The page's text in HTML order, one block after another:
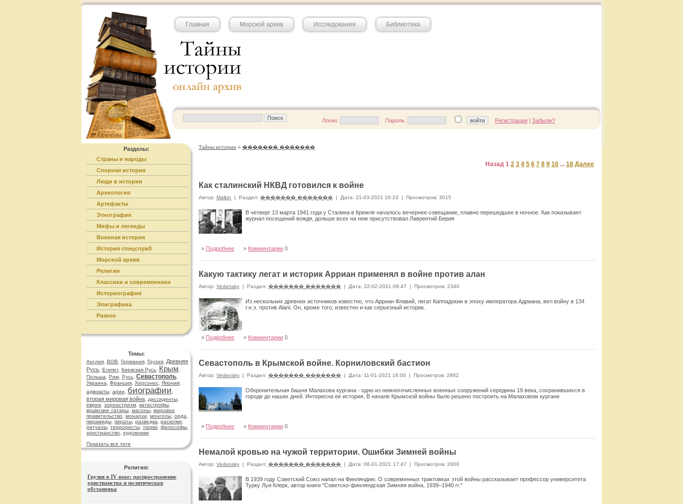
Главная Морской архив Исследования Библиотека
Логин: Пароль: Регистрация | Забыли?
Разделы:
Страны и народы
Спорная история
Люди в истории
Археология
Артефакты
Этнография
Мифы и легенды
Военная история
История спецслужб
Морской архив
Религия
Классики и современники
Историография
Эпиграфика
Разное
Темы:
Англия ВОВ Германия Грузия
Древняя
Русь Египет, Киевская Русь Крым
Польша
Рим Русь Севастополь
Украина
Франция Херсонес Япония
адвокаты арии биографии
вторая мировая война диссиденты
евреи
зороастризм катастрофы
крымские татары масоны мировое
правительство
монархи монголы орда
пирамиды пираты разведка раскопки
ритуалы террористы тюрки философы
христианство
художники
Показать все теги
Религия:
Грузия в IV веке: распространение
христианства и политическая
обстановка
Тайны истории » ������� �������
Назад 1 2 3 4 5 6 7 8 9 10 ... 18 Далее
Как сталинский НКВД готовился к войне
Автор: Malkin | Раздел: ������� ������� | Дата: 21-03-2021 16:23 | Просмотров: 3015
В четверг 13 марта 1941 года у Сталина в Кремле началось вечернее совещание, плавно перешедшее в ночное. Как показывает
журнал посещений вождя, дольше всех на нем присутствовал Лаврентий Берия
» Подробнее » Комментарии 0
Какую тактику легат и историк Арриан применял в войне против алан
Автор: Vedensky | Раздел: ������� ������� | Дата: 22-02-2021 09:47 | Просмотров: 2340
Из нескольких древних источников известно, что Арриан Флавий, легат Каппадокии в эпоху императора Адриана, вел войну в 134
г.н.э. против Alani. Он, кроме того, известен и как серьезный историк.
» Подробнее » Комментарии 0
Севастополь в Крымской войне. Корниловский бастион
Автор: Vedensky | Раздел: ������� ������� | Дата: 11-01-2021 16:00 | Просмотров: 2862
Оборонительная башня Малахова кургана - одно из немногочисленных военных сооружений середины 19 века, сохранившихся в
городе до наших дней. Интересна ее история. В начале Крымской войны было решено построить на Малаховом кургане
» Подробнее » Комментарии 0
Немалой кровью на чужой территории. Ошибки Зимней войны
Автор: Vedensky | Раздел: ������� ������� | Дата: 06-01-2021 17:47 | Просмотров: 2600
В 1939 году Советский Союз напал на Финляндию. О современных трактовках этой войны рассказывает профессор университета
Турку Луи Клерк, автор книги "Советско-финляндская Зимняя война, 1939–1940 гг."